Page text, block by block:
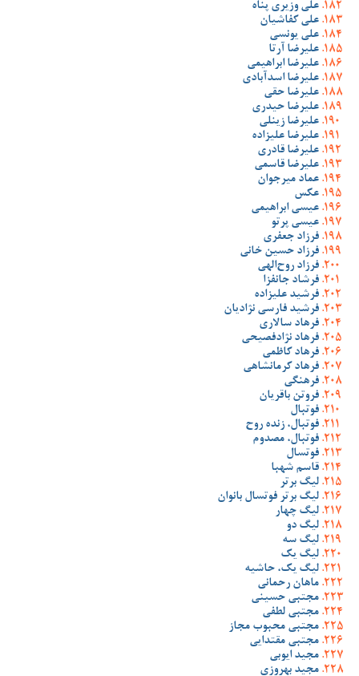
علی وزیری پناه
علی کفاشیان
علی یونسی
علیرضا آرتا
علیرضا ابراهیمی
علیرضا اسدآبادی
علیرضا حقی
علیرضا حیدری
علیرضا زینلی
علیرضا علیزاده
علیرضا قادری
علیرضا قاسمی
عماد میرجوان
عکس
عیسی ابراهیمی
عیسی پرتو
فرزاد جعفری
فرزاد حسین خانی
فرزاد روح‌الهی
فرشاد جانفزا
فرشید علیزاده
فرشید فارسی نژادیان
فرهاد سالاری
فرهاد نژادفصیحی
فرهاد کاظمی
فرهاد کرمانشاهی
فرهنگی
فروتن باقریان
فوتبال
فوتبال، زنده روح
فوتبال، مصدوم
فوتسال
قاسم شهبا
لیگ برتر
لیگ برتر فوتسال بانوان
لیگ چهار
لیگ دو
لیگ سه
لیگ یک
لیگ یک، حاشیه
ماهان رحمانی
مجتبی حسینی
مجتبی لطفی
مجتبی محبوب مجاز
مجتبی مقتدایی
مجید ایوبی
مجید بهروزی